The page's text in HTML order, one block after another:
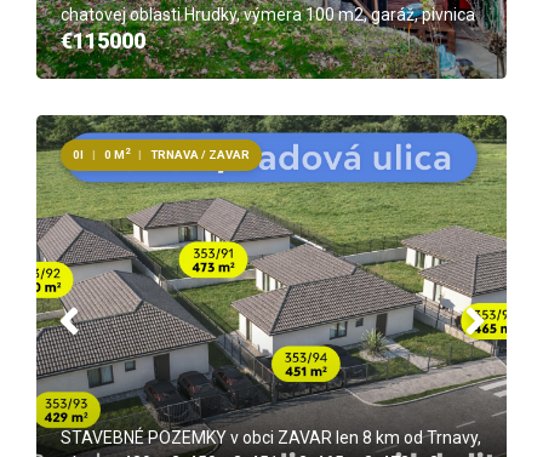
chatovej oblasti Hrudky, výmera 100 m2, garáž, pivnica
€115000
STAVEBNÉ POZEMKY v obci ZAVAR len 8 km od Trnavy,
0I | 0 M 2 | TRNAVA / ZAVAR